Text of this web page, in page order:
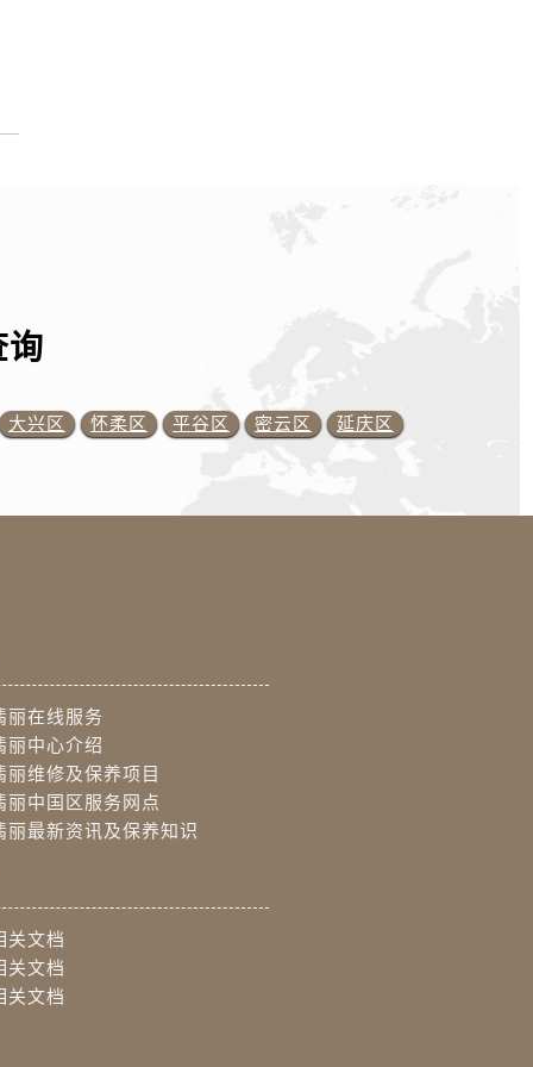
询
大兴区 怀柔区 平谷区 密云区 延庆区
丽在线服务
丽中心介绍
丽维修及保养项目
丽中国区服务网点
丽最新资讯及保养知识
关文档
关文档
关文档